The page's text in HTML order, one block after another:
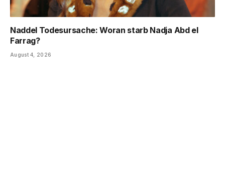
Naddel Todesursache: Woran starb Nadja Abd el
Farrag?
August 4, 2026